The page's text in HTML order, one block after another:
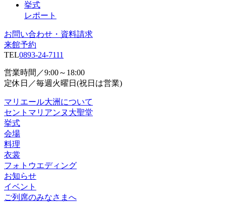
挙式
レポート
お問い合わせ・資料請求
来館予約
TEL0893-24-7111
営業時間／9:00～18:00
定休日／毎週火曜日(祝日は営業)
マリエール大洲について
セントマリアンヌ大聖堂
挙式
会場
料理
衣裳
フォトウエディング
お知らせ
イベント
ご列席のみなさまへ